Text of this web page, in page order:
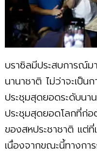
บราซิลมีประสบการณ์ม
นานาชาติ ไม่ว่าจะเป็น
ประชุมสุดยอดระดับนา
ประชุมสุดยอดโลกที่ก่
ของสหประชาชาติ แต่
เนื่องจากขณะนี้ทางกา